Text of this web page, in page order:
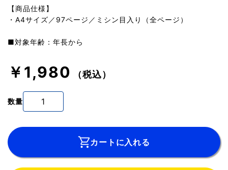
【商品仕様】
・A4サイズ／97ページ／ミシン目入り（全ページ）
■対象年齢：年長から
￥1,980 （税込）
数量
カートに入れる